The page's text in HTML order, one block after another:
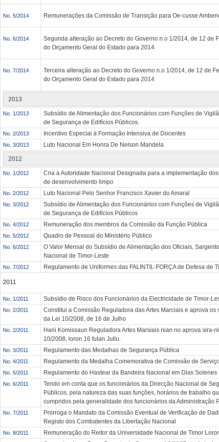
No. 5/2014 Remunerações da Comissão de Transição para Oe-cusse
No. 6/2014
Segunda alteração ao Decreto do Governo n.o 1/2014, de 12 de
do Orçamento Geral do Estado para 2014
No. 7/2014
Terceira alteração ao Decreto do Governo n.o 1/2014, de 12 de
do Orçamento Geral do Estado para 2014
2013
No. 1/2013
Subsídio de Alimentação dos Funcionários com Funções de
de Segurança de Edifícios Públicos.
No. 2/2013 Incentivo Especial à Formação Intensiva de Docentes
No. 3/2013 Luto Nacional Em Honra De Nelson Mandela
2012
No. 1/2012
Cria a Autoridade Nacional Designada para a implementação
de desenvolvimento limpo
No. 2/2012 Luto Nacional Pelo Senhor Francisco Xavier do Amaral
No. 3/2012
Subsídio de Alimentação dos Funcionários com Funções de
de Segurança de Edifícios Públicos
No. 4/2012 Remuneração dos membros da Comissão da Função Pública
No. 5/2012 Quadro de Pessoal do Ministério Público
No. 6/2012
O Valor Mensal do Subsídio de Alimentação dos Oficiais,
Nacional de Timor-Leste
No. 7/2012 Regulamento de Uniformes das FALINTIL-FORÇA de Defesa de
2011
No. 1/2011 Subsídio de Risco dos Funcionários da Electricidade de Timor-
No. 2/2011
Constitui a Comissão Reguladora das Artes Marciais e aprova os
da Lei 10/2008, de 16 de Julho
No. 2/2011
Harii Komissaun Reguladora Artes Marsiais nian no aprova sira-
10/2008, loron 16 fulan Jullu.
No. 3/2011 Regulamento das Medalhas de Segurança Pública
No. 4/2011 Regulamento da Medalha Comemorativa de Comissão de
No. 5/2011 Regulamento do Hastear da Bandeira Nacional em Dias Solenes
No. 6/2011
Tendo em conta que os funcionários da Direcção Nacional de
Públicos, pela natureza das suas funções, horários de trabalho
cumpridos pela generalidade dos funcionários da Administração
No. 7/2011
Prorroga o Mandato da Comissão Eventual de Verificação de
Registo dos Combatentes da Libertação Nacional
No. 8/2011 Remuneração do Reitor da Universidade Nacional de Timor